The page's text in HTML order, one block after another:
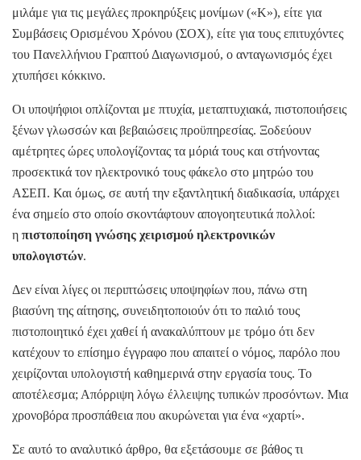
μιλάμε για τις μεγάλες προκηρύξεις μονίμων («Κ»), είτε για
Συμβάσεις Ορισμένου Χρόνου (ΣΟΧ), είτε για τους επιτυχόντες
του Πανελλήνιου Γραπτού Διαγωνισμού, ο ανταγωνισμός έχει
χτυπήσει κόκκινο.
Οι υποψήφιοι οπλίζονται με πτυχία, μεταπτυχιακά, πιστοποιήσεις
ξένων γλωσσών και βεβαιώσεις προϋπηρεσίας. Ξοδεύουν
αμέτρητες ώρες υπολογίζοντας τα μόριά τους και στήνοντας
προσεκτικά τον ηλεκτρονικό τους φάκελο στο μητρώο του
ΑΣΕΠ. Και όμως, σε αυτή την εξαντλητική διαδικασία, υπάρχει
ένα σημείο στο οποίο σκοντάφτουν απογοητευτικά πολλοί:
η πιστοποίηση γνώσης χειρισμού ηλεκτρονικών
υπολογιστών.
Δεν είναι λίγες οι περιπτώσεις υποψηφίων που, πάνω στη
βιασύνη της αίτησης, συνειδητοποιούν ότι το παλιό τους
πιστοποιητικό έχει χαθεί ή ανακαλύπτουν με τρόμο ότι δεν
κατέχουν το επίσημο έγγραφο που απαιτεί ο νόμος, παρόλο που
χειρίζονται υπολογιστή καθημερινά στην εργασία τους. Το
αποτέλεσμα; Απόρριψη λόγω έλλειψης τυπικών προσόντων. Μια
χρονοβόρα προσπάθεια που ακυρώνεται για ένα «χαρτί».
Σε αυτό το αναλυτικό άρθρο, θα εξετάσουμε σε βάθος τι